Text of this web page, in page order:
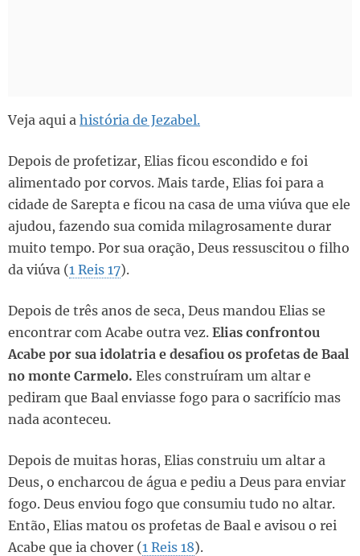
Veja aqui a história de Jezabel.
Depois de profetizar, Elias ficou escondido e foi
alimentado por corvos. Mais tarde, Elias foi para a
cidade de Sarepta e ficou na casa de uma viúva que ele
ajudou, fazendo sua comida milagrosamente durar
muito tempo. Por sua oração, Deus ressuscitou o filho
da viúva (1 Reis 17).
Depois de três anos de seca, Deus mandou Elias se
encontrar com Acabe outra vez. Elias confrontou
Acabe por sua idolatria e desafiou os profetas de Baal
no monte Carmelo. Eles construíram um altar e
pediram que Baal enviasse fogo para o sacrifício mas
nada aconteceu.
Depois de muitas horas, Elias construiu um altar a
Deus, o encharcou de água e pediu a Deus para enviar
fogo. Deus enviou fogo que consumiu tudo no altar.
Então, Elias matou os profetas de Baal e avisou o rei
Acabe que ia chover (1 Reis 18).